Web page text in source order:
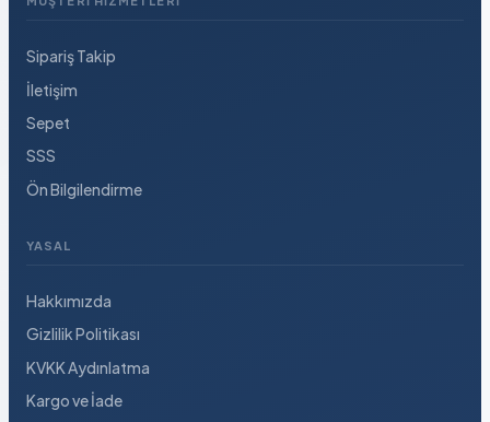
Sipariş Takip
İletişim
Sepet
SSS
Ön Bilgilendirme
YASAL
Hakkımızda
Gizlilik Politikası
KVKK Aydınlatma
Kargo ve İade